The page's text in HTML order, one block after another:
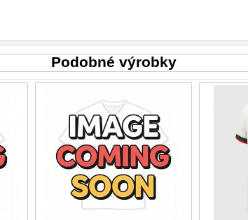
Podobné výrobky